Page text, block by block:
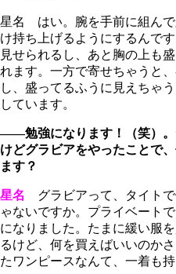
星名 はい。腕を手前に組ん
け持ち上げるようにするんで
見せられるし、あと胸の上も
れます。一方で寄せちゃうと
し、盛ってるふうに見えちゃ
しています。
――勉強になります！（笑）。
けどグラビアをやったことで
ます？
星名
グラビアって、タイト
ゃないですか。プライベート
になりました。たまに緩い服
るけど、何を買えばいいのか
たワンピースなんて、一着も